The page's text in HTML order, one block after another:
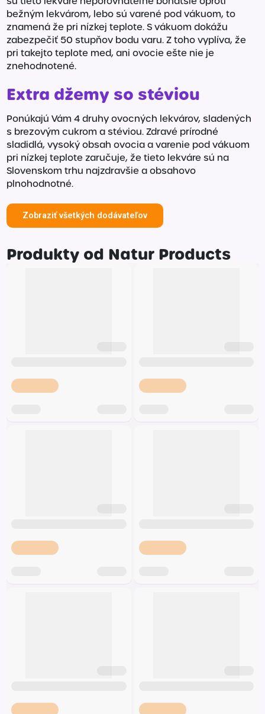
bežným lekvárom, lebo sú varené pod vákuom, to
znamená že pri nízkej teplote. S vákuom dokážu
zabezpečiť 50 stupňov bodu varu. Z toho vyplíva, že
pri takejto teplote med, ani ovocie ešte nie je
znehodnotené.
Extra džemy so stéviou
Ponúkajú Vám 4 druhy ovocných lekvárov, sladených
s brezovým cukrom a stéviou. Zdravé prírodné
sladidlá, vysoký obsah ovocia a varenie pod vákuom
pri nízkej teplote zaručuje, že tieto lekváre sú na
Slovenskom trhu najzdravšie a obsahovo
plnohodnotné.
Zobraziť všetkých dodávateľov
Produkty od Natur Products